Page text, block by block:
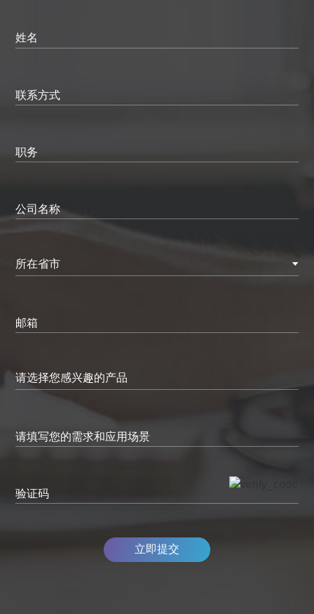
姓名
联系方式
职务
公司名称
所在省市
邮箱
请填写您的需求和应用场景
验证码
立即提交